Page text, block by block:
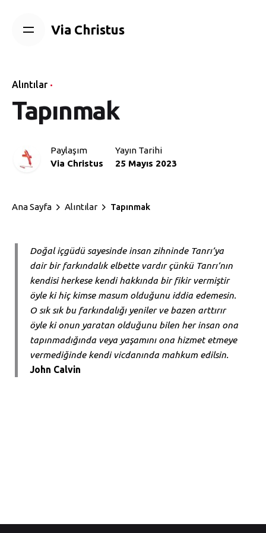
content
Via Christus
Alıntılar
Tapınmak
Paylaşım
Via Christus
Yayın Tarihi
25 Mayıs 2023
Ana Sayfa Alıntılar Tapınmak
Doğal içgüdü sayesinde insan zihninde Tanrı’ya
dair bir farkındalık elbette vardır çünkü Tanrı’nın
kendisi herkese kendi hakkında bir fikir vermiştir
öyle ki hiç kimse masum olduğunu iddia edemesin.
O sık sık bu farkındalığı yeniler ve bazen arttırır
öyle ki onun yaratan olduğunu bilen her insan ona
tapınmadığında veya yaşamını ona hizmet etmeye
vermediğinde kendi vicdanında mahkum edilsin.
John Calvin